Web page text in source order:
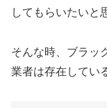
してもらいたいと
そんな時、ブラッ
業者は存在してい